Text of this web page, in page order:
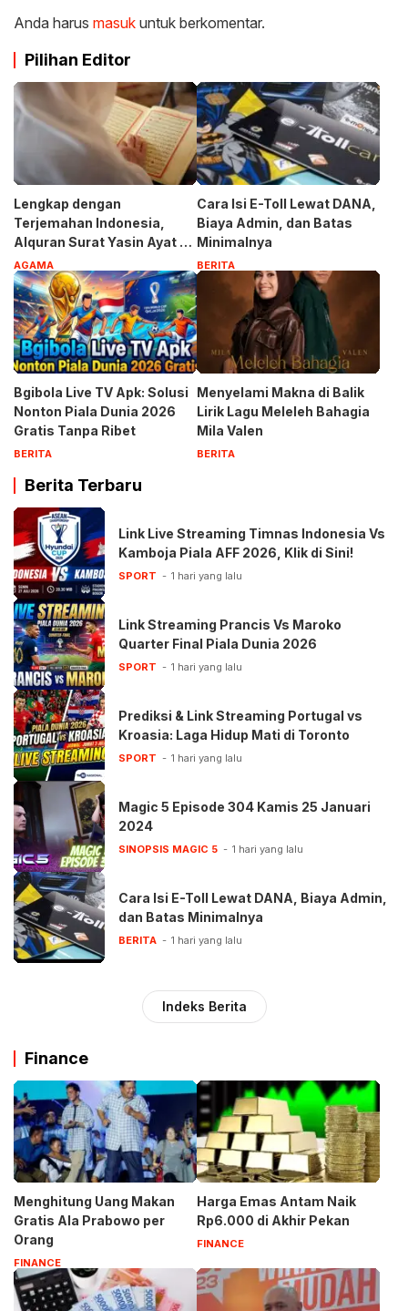
Anda harus masuk untuk berkomentar.
Pilihan Editor
Lengkap dengan
Terjemahan Indonesia,
Alquran Surat Yasin Ayat 1-
83
AGAMA
Cara Isi E-Toll Lewat DANA,
Biaya Admin, dan Batas
Minimalnya
BERITA
Bgibola Live TV Apk: Solusi
Nonton Piala Dunia 2026
Gratis Tanpa Ribet
BERITA
Menyelami Makna di Balik
Lirik Lagu Meleleh Bahagia
Mila Valen
BERITA
Berita Terbaru
Link Live Streaming Timnas Indonesia Vs
Kamboja Piala AFF 2026, Klik di Sini!
SPORT 1 hari yang lalu
Link Streaming Prancis Vs Maroko
Quarter Final Piala Dunia 2026
SPORT 1 hari yang lalu
Prediksi & Link Streaming Portugal vs
Kroasia: Laga Hidup Mati di Toronto
SPORT 1 hari yang lalu
Magic 5 Episode 304 Kamis 25 Januari
2024
SINOPSIS MAGIC 5 1 hari yang lalu
Cara Isi E-Toll Lewat DANA, Biaya Admin,
dan Batas Minimalnya
BERITA 1 hari yang lalu
Indeks Berita
Finance
Menghitung Uang Makan
Gratis Ala Prabowo per
Orang
FINANCE
Harga Emas Antam Naik
Rp6.000 di Akhir Pekan
FINANCE